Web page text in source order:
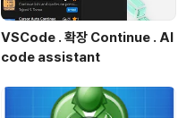
VSCode . 확장 Continue . AI
code assistant